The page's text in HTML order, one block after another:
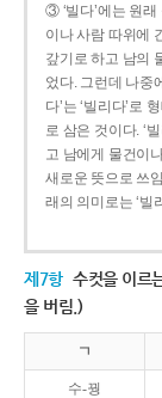
③ ‘빌다’에는 원
이나 사람 따위에
갚기로 하고 남의
었다. 그런데 나중
다’는 ‘빌리다’로
로 삼은 것이다. ‘
고 남에게 물건이
새로운 뜻으로 쓰
래의 의미로는 ‘빌
제7항 수컷을 이르
을 버림.)
ㄱ
수-꿩